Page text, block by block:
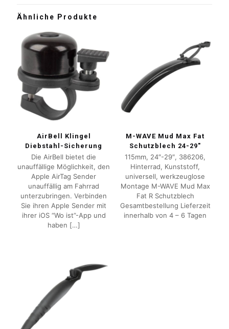
Ähnliche Produkte
AirBell Klingel
Diebstahl-Sicherung
Die AirBell bietet die
unauffällige Möglichkeit, den
Apple AirTag Sender
unauffällig am Fahrrad
unterzubringen. Verbinden
Sie ihren Apple Sender mit
ihrer iOS “Wo ist”-App und
haben […]
M-WAVE Mud Max Fat
Schutzblech 24-29″
115mm, 24″-29″, 386206,
Hinterrad, Kunststoff,
universell, werkzeuglose
Montage M-WAVE Mud Max
Fat R Schutzblech
Gesamtbestellung Lieferzeit
innerhalb von 4 – 6 Tagen